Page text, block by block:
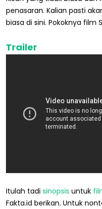
penasaran. Kalian pasti
biasa di sini. Pokoknya film
Trailer
Itulah tadi sinopsis untuk
Fakta.id berikan. Untuk